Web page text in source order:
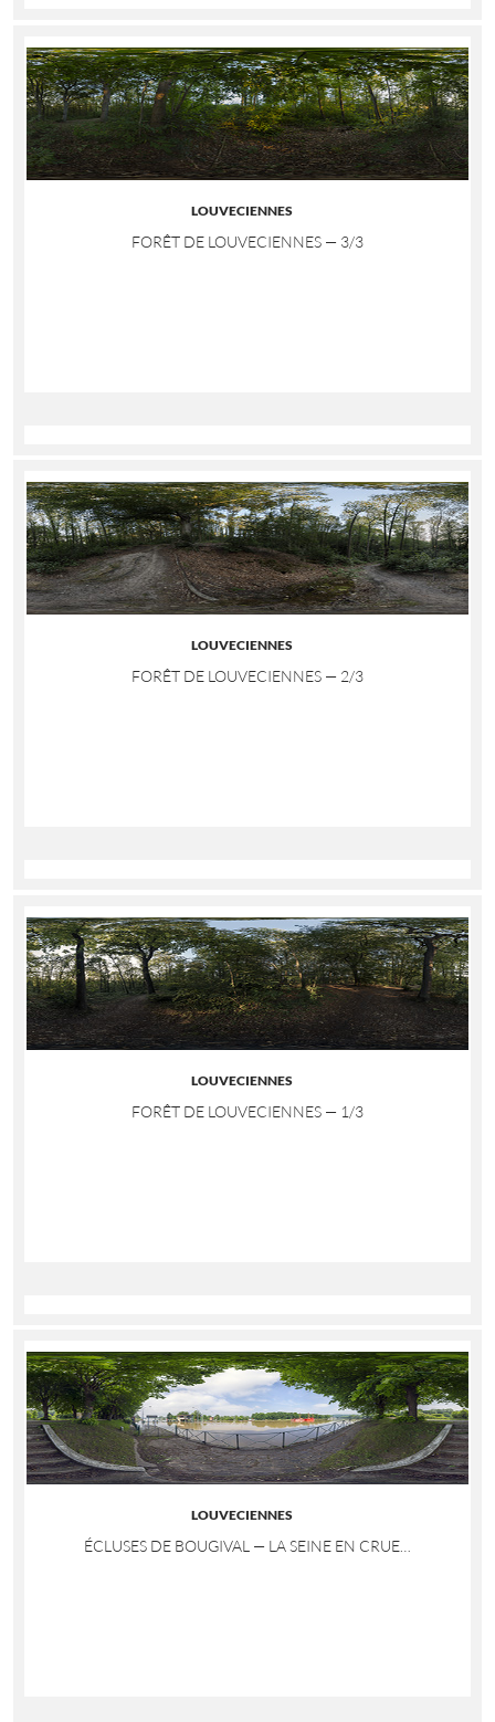
LOUVECIENNES
FORÊT DE LOUVECIENNES — 3/3
LOUVECIENNES
FORÊT DE LOUVECIENNES — 2/3
LOUVECIENNES
FORÊT DE LOUVECIENNES — 1/3
LOUVECIENNES
ÉCLUSES DE BOUGIVAL — LA SEINE EN CRUE…